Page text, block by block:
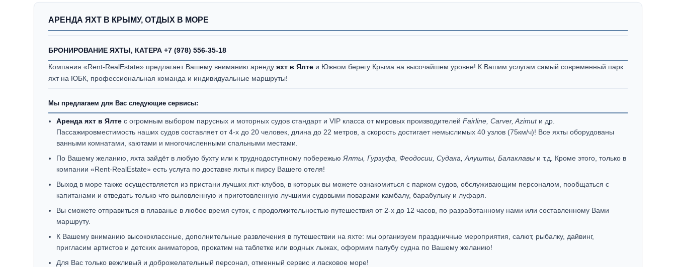
АРЕНДА ЯХТ В КРЫМУ, ОТДЫХ В МОРЕ
БРОНИРОВАНИЕ ЯХТЫ, КАТЕРА +7 (978) 556-35-18
Компания «Rent-RealEstate» предлагает Вашему вниманию аренду яхт в Ялте и Южном берегу Крыма на высочайшем уровне! К Вашим услугам самый современный парк
яхт на ЮБК, профессиональная команда и индивидуальные маршруты!
Мы предлагаем для Вас следующие сервисы:
Аренда яхт в Ялте с огромным выбором парусных и моторных судов стандарт и VIP класса от мировых производителейFairline, Carver, Azimutи др.
Пассажировместимость наших судов составляет от 4-х до 20 человек, длина до 22 метров, а скорость достигает немыслимых 40 узлов (75км/ч)! Все яхты оборудованы
ванными комнатами, каютами и многочисленными спальными местами.
По Вашему желанию, яхта зайдёт в любую бухту или к труднодоступному побережьюЯлты, Гурзуфа, Феодосии, Судака, Алушты, Балаклавы и т.д. Кроме этого, только в
компании «Rent-RealEstate» есть услуга по доставке яхты к пирсу Вашего отеля!
Выход в море также осуществляется из пристани лучших яхт-клубов, в которых вы можете ознакомиться с парком судов, обслуживающим персоналом, пообщаться с
капитанами и отведать только что выловленную и приготовленную лучшими судовыми поварами камбалу, барабульку и луфаря.
Вы сможете отправиться в плаванье в любое время суток, с продолжительностью путешествия от 2-х до 12 часов, по разработанному нами или составленному Вами
маршруту.
К Вашему вниманию высококлассные, дополнительные развлечения в путешествии на яхте: мы организуем праздничные мероприятия, салют, рыбалку, дайвинг,
пригласим артистов и детских аниматоров, прокатим на таблетке или водных лыжах, оформим палубу судна по Вашему желанию!
Для Вас только вежливый и доброжелательный персонал, отменный сервис и ласковое море!